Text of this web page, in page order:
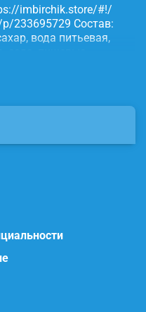
imbirchik.store/#!/
233695729 Состав:
вода питьевая,
сода, пищевые